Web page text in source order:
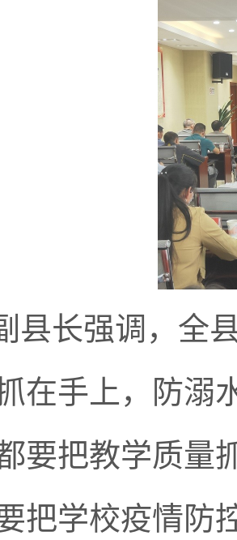
县长强调，全
在手上，防溺
要把教学质量
把学校疫情防